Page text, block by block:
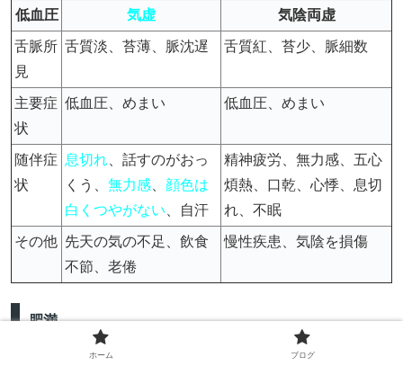
低血圧 気虚 気陰両虚
舌脈所
見
舌質淡、苔薄、脈沈遅 舌質紅、苔少、脈細数
主要症
状
低血圧、めまい 低血圧、めまい
随伴症
状
息切れ 、話すのがおっ
くう、 無力感
顔色は
白くつやがない 、自汗
精神疲労、無力感、五心
煩熱、口乾、心悸、息切
れ、不眠
その他 先天の気の不足、飲食
不節、老倦
慢性疾患、気陰を損傷
肥満
ホーム ブログ